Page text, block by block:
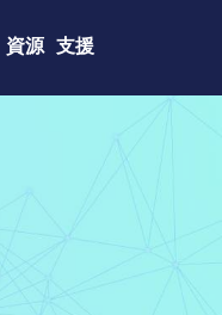
資源 支援